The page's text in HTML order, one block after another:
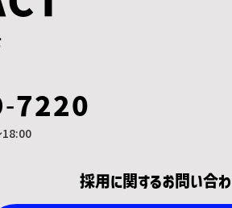
7220
採用に関するお問い合